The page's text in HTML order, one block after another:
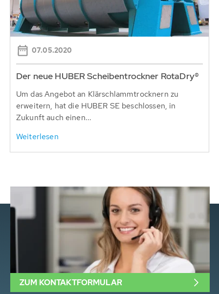
07.05.2020
Der neue HUBER Scheibentrockner RotaDry®
Um das Angebot an Klärschlammtrocknern zu
erweitern, hat die HUBER SE beschlossen, in
Zukunft auch einen...
Weiterlesen
ZUM KONTAKTFORMULAR